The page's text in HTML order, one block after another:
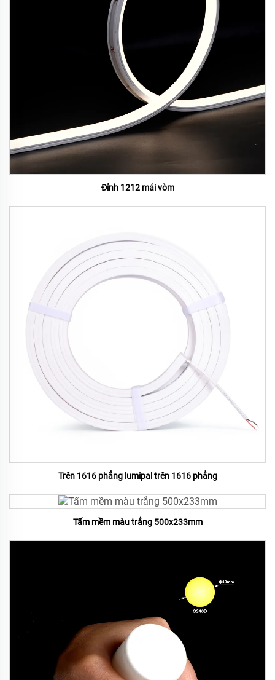
Đỉnh 1212 mái vòm
Trên 1616 phẳng lumipal trên 1616 phẳng
Tấm mềm màu trắng 500x233mm